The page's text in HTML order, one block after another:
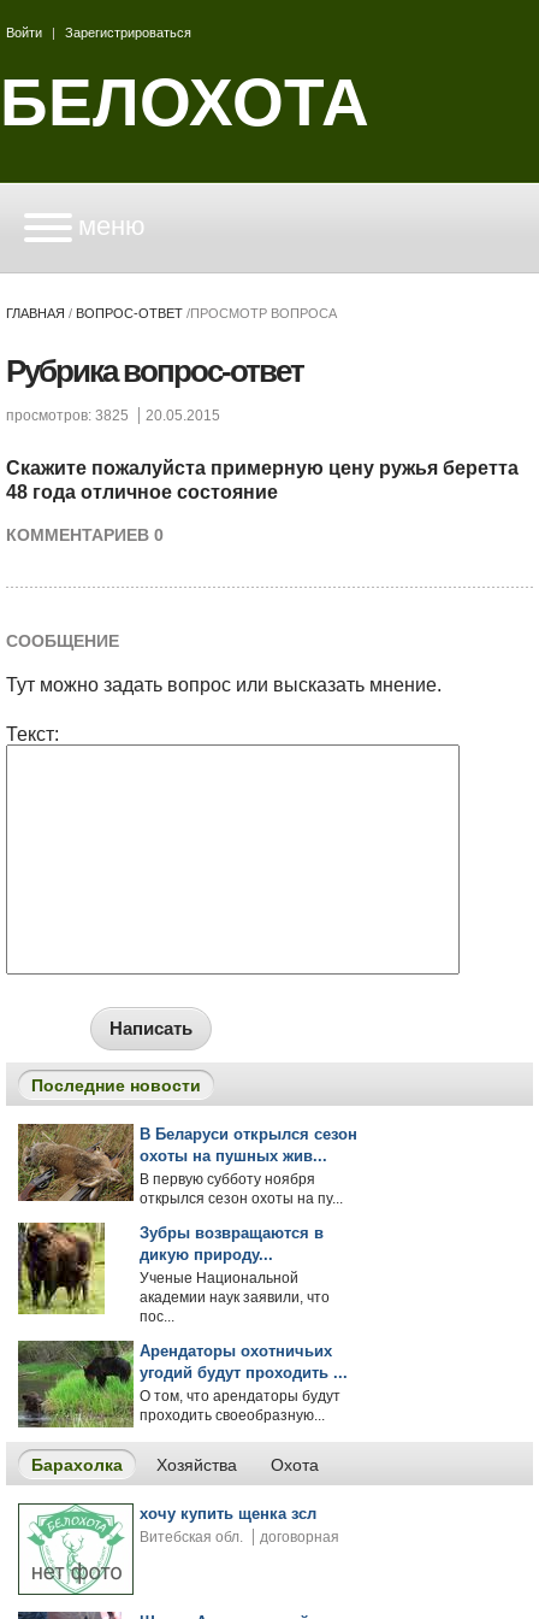
Войти | Зарегистрироваться
БЕЛОХОТА
меню
ГЛАВНАЯ / ВОПРОС-ОТВЕТ /ПРОСМОТР ВОПРОСА
Рубрика вопрос-ответ
просмотров: 3825 20.05.2015
Скажите пожалуйста примерную цену ружья беретта
48 года отличное состояние
КОММЕНТАРИЕВ 0
СООБЩЕНИЕ
Тут можно задать вопрос или высказать мнение.
Текст:
Написать
Последние новости
В Беларуси открылся сезон
охоты на пушных жив...
В первую субботу ноября
открылся сезон охоты на пу...
Зубры возвращаются в
дикую природу...
Ученые Национальной
академии наук заявили, что
пос...
Арендаторы охотничьих
угодий будут проходить ...
О том, что арендаторы будут
проходить своеобразную...
Барахолка Хозяйства Охота
хочу купить щенка зсл
Витебская обл. договорная